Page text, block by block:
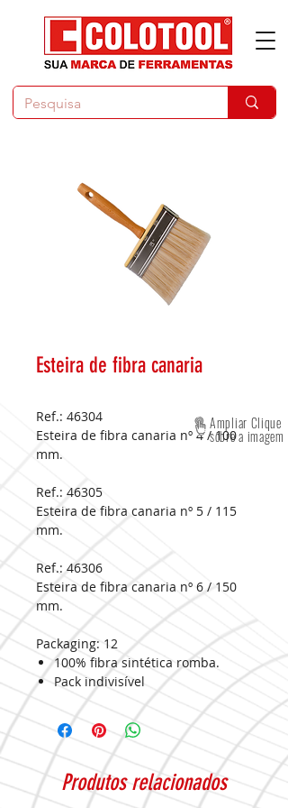
Esteira de fibra canaria
Ref.: 46304
Esteira de fibra canaria nº 4 / 100
mm.
Ref.: 46305
Esteira de fibra canaria nº 5 / 115
mm.
Ref.: 46306
Esteira de fibra canaria nº 6 / 150
mm.
Packaging: 12
100% fibra sintética romba.
Pack indivisível
Ampliar Clique
sobre a imagem
Produtos relacionados